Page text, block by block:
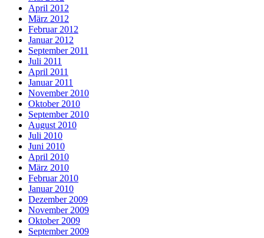
April 2012
März 2012
Februar 2012
Januar 2012
September 2011
Juli 2011
April 2011
Januar 2011
November 2010
Oktober 2010
September 2010
August 2010
Juli 2010
Juni 2010
April 2010
März 2010
Februar 2010
Januar 2010
Dezember 2009
November 2009
Oktober 2009
September 2009